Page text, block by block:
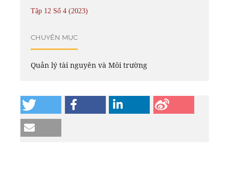
Tập 12 Số 4 (2023)
CHUYÊN MỤC
Quản lý tài nguyên và Môi trường